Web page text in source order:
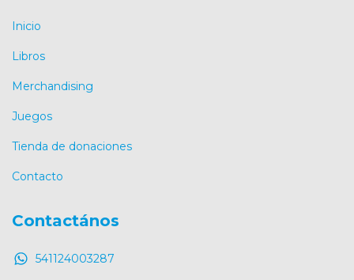
Inicio
Libros
Merchandising
Juegos
Tienda de donaciones
Contacto
Contactános
541124003287